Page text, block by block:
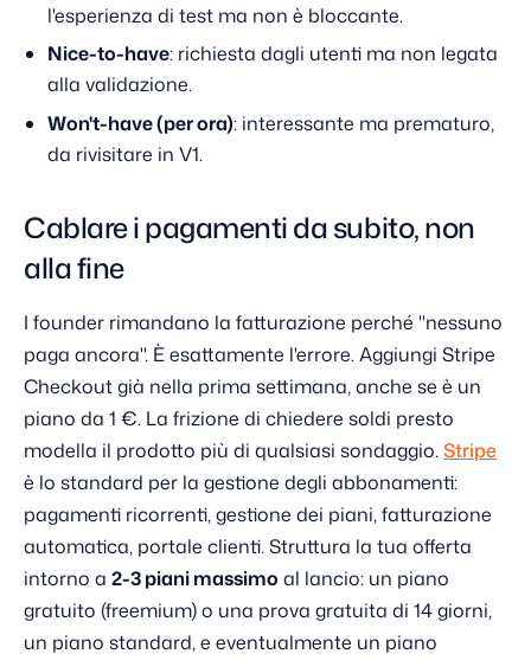
l'esperienza di test ma non è bloccante.
Nice-to-have: richiesta dagli utenti ma non legata
alla validazione.
Won't-have (per ora): interessante ma prematuro,
da rivisitare in V1.
Cablare i pagamenti da subito, non
alla fine
I founder rimandano la fatturazione perché "nessuno
paga ancora". È esattamente l'errore. Aggiungi Stripe
Checkout già nella prima settimana, anche se è un
piano da 1 €. La frizione di chiedere soldi presto
modella il prodotto più di qualsiasi sondaggio.Stripe
è lo standard per la gestione degli abbonamenti:
pagamenti ricorrenti, gestione dei piani, fatturazione
automatica, portale clienti. Struttura la tua offerta
intorno a 2-3 piani massimo al lancio: un piano
gratuito (freemium) o una prova gratuita di 14 giorni,
un piano standard, e eventualmente un piano